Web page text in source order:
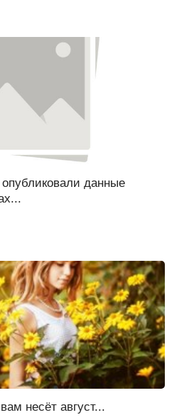
данные
несёт август...